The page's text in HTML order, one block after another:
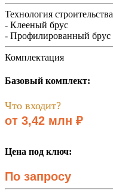
Технология строительства
- Клееный брус
- Профилированный брус
Комплектация
Базовый комплект:
Что входит?
от 3,42 млн ₽
Цена под ключ:
По запросу